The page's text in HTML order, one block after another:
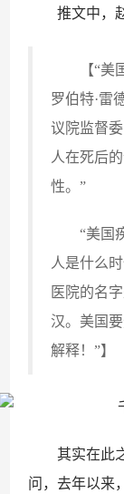
推文中，
【“
罗伯特·雷
议院监督
人在死后
性。”
“美国
人是什么
医院的名
汉。美国
解释！”】
其实在此
问，去年以来